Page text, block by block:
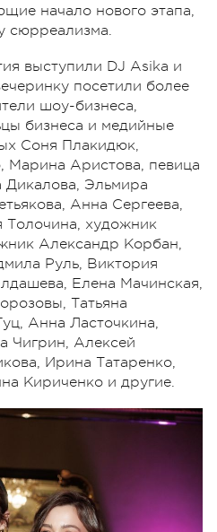
начало нового этапа,
сюрреализма.
выступили DJ Asika и
посетили более
шоу-бизнеса,
бизнеса и медийные
Соня Плакидюк,
Марина Аристова, певица
Дикалова, Эльмира
Анна Сергеева,
Толочина, художник
Александр Корбан,
Руль, Виктория
Елена Мачинская,
Татьяна
Анна Ласточкина,
Чигрин, Алексей
Ирина Татаренко,
Кириченко и другие.